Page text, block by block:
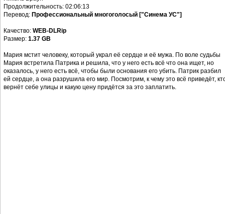
Продолжительность: 02:06:13
Перевод: Профессиональный многоголосый ["Синема УС"]
Качество: WEB-DLRip
Размер: 1.37 GB
Мария мстит человеку, который украл её сердце и её мужа. По воле судьбы
Мария встретила Патрика и решила, что у него есть всё что она ищет, но
оказалось, у него есть всё, чтобы были основания его убить. Патрик разбил
ей сердце, а она разрушила его мир. Посмотрим, к чему это всё приведёт,
вернёт себе улицы и какую цену придётся за это заплатить.